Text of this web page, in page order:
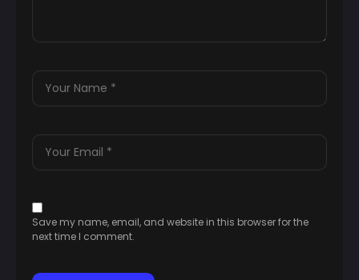
Save my name, email, and website in this browser for the
next time I comment.